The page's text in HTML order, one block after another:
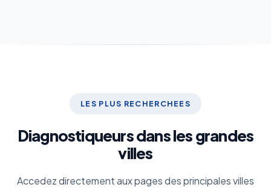
LES PLUS RECHERCHEES
Diagnostiqueurs dans les grandes
villes
Accedez directement aux pages des principales villes